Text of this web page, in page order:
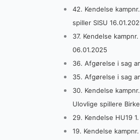
42. Kendelse
spiller SISU
37. Kendelse
06.01.2025
36. Afgørelse i sag
35. Afgørelse i sag
30. Kendelse
Ulovlige spillere
29. Kendelse HU19
19. Kendelse